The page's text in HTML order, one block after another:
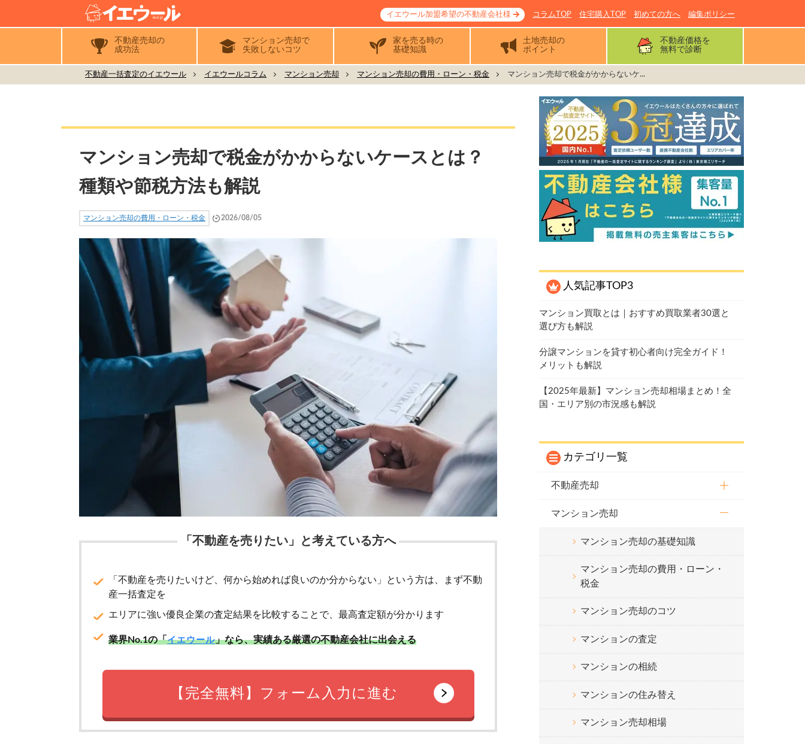
イエウール加盟希望の不動産会社様 コラムTOP 住宅購入TOP 初めての方へ 編集ポリシー
不動産売却の
成功法
マンション売却で
失敗しないコツ
家を売る時の
基礎知識
土地売却の
ポイント
不動産価格を
無料で診断
不動産一括査定のイエウール イエウールコラム マンション売却 マンション売却の費用・ローン・税金 マンション売却で税金がかからないケ...
マンション売却で税金がかからないケースとは？
種類や節税方法も解説
マンション売却の費用・ローン・税金 2026/08/05
「不動産を売りたい」と考えている方へ
「不動産を売りたいけど、何から始めれば良いのか分からない」という方は、まず不動
産一括査定を
エリアに強い優良企業の査定結果を比較することで、最高査定額が分かります
業界No.1の「イエウール」なら、実績ある厳選の不動産会社に出会える
【完全無料】フォーム入力に進む
人気記事TOP3
マンション買取とは｜おすすめ買取業者30選と
選び方も解説
分譲マンションを貸す初心者向け完全ガイド！
メリットも解説
【2025年最新】マンション売却相場まとめ！全
国・エリア別の市況感も解説
カテゴリ一覧
不動産売却
マンション売却
マンション売却の基礎知識
マンション売却の費用・ローン・
税金
マンション売却のコツ
マンションの査定
マンションの相続
マンションの住み替え
マンション売却相場